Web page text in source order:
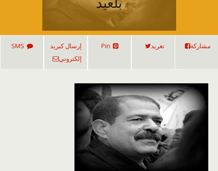
مشاركة تغريد Pin
إرسال كبريد
إلكتروني
SMS